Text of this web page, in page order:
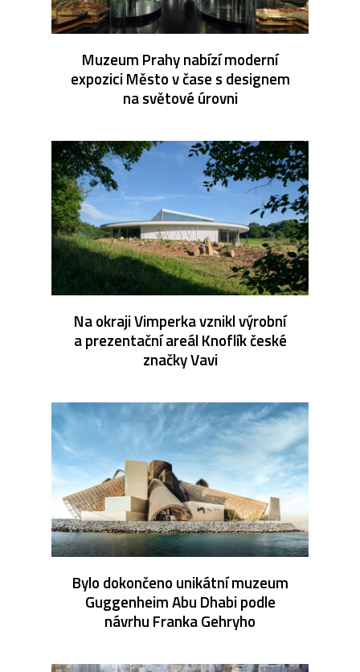
Muzeum Prahy nabízí moderní
expozici Město v čase s designem
na světové úrovni
Na okraji Vimperka vznikl výrobní
a prezentační areál Knoflík české
značky Vavi
Bylo dokončeno unikátní muzeum
Guggenheim Abu Dhabi podle
návrhu Franka Gehryho